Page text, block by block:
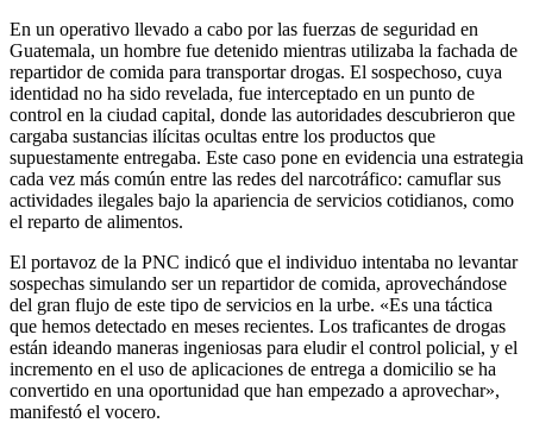
En un operativo llevado a cabo por las fuerzas de seguridad en
Guatemala, un hombre fue detenido mientras utilizaba la fachada de
repartidor de comida para transportar drogas. El sospechoso, cuya
identidad no ha sido revelada, fue interceptado en un punto de
control en la ciudad capital, donde las autoridades descubrieron que
cargaba sustancias ilícitas ocultas entre los productos que
supuestamente entregaba. Este caso pone en evidencia una estrategia
cada vez más común entre las redes del narcotráfico: camuflar sus
actividades ilegales bajo la apariencia de servicios cotidianos, como
el reparto de alimentos.
El portavoz de la PNC indicó que el individuo intentaba no levantar
sospechas simulando ser un repartidor de comida, aprovechándose
del gran flujo de este tipo de servicios en la urbe. «Es una táctica
que hemos detectado en meses recientes. Los traficantes de drogas
están ideando maneras ingeniosas para eludir el control policial, y el
incremento en el uso de aplicaciones de entrega a domicilio se ha
convertido en una oportunidad que han empezado a aprovechar»,
manifestó el vocero.